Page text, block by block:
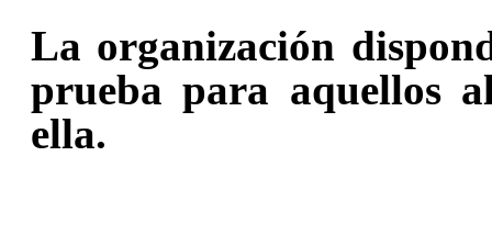
La organización
prueba para aquellos
ella.